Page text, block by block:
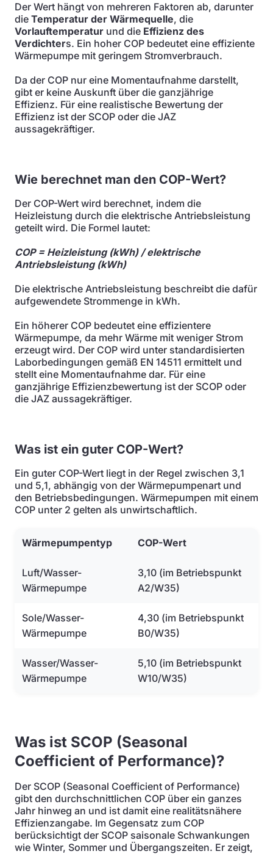
Der Wert hängt von mehreren Faktoren ab, darunter
die Temperatur der Wärmequelle, die
Vorlauftemperatur und die Effizienz des
Verdichters. Ein hoher COP bedeutet eine effiziente
Wärmepumpe mit geringem Stromverbrauch.
Da der COP nur eine Momentaufnahme darstellt,
gibt er keine Auskunft über die ganzjährige
Effizienz. Für eine realistische Bewertung der
Effizienz ist der SCOP oder die JAZ
aussagekräftiger.
Wie berechnet man den COP-Wert?
Der COP-Wert wird berechnet, indem die
Heizleistung durch die elektrische Antriebsleistung
geteilt wird. Die Formel lautet:
COP = Heizleistung (kWh) / elektrische
Antriebsleistung (kWh)
Die elektrische Antriebsleistung beschreibt die dafür
aufgewendete Strommenge in kWh.
Ein höherer COP bedeutet eine effizientere
Wärmepumpe, da mehr Wärme mit weniger Strom
erzeugt wird. Der COP wird unter standardisierten
Laborbedingungen gemäß EN 14511 ermittelt und
stellt eine Momentaufnahme dar. Für eine
ganzjährige Effizienzbewertung ist der SCOP oder
die JAZ aussagekräftiger.
Was ist ein guter COP-Wert?
Ein guter COP-Wert liegt in der Regel zwischen 3,1
und 5,1, abhängig von der Wärmepumpenart und
den Betriebsbedingungen. Wärmepumpen mit einem
COP unter 2 gelten als unwirtschaftlich.
Wärmepumpentyp COP-Wert
Luft/Wasser-
Wärmepumpe
3,10 (im Betriebspunkt
A2/W35)
Sole/Wasser-
Wärmepumpe
4,30 (im Betriebspunkt
B0/W35)
Wasser/Wasser-
Wärmepumpe
5,10 (im Betriebspunkt
W10/W35)
Was ist SCOP (Seasonal
Coefficient of Performance)?
Der SCOP (Seasonal Coefficient of Performance)
gibt den durchschnittlichen COP über ein ganzes
Jahr hinweg an und ist damit eine realitätsnähere
Effizienzangabe. Im Gegensatz zum COP
berücksichtigt der SCOP saisonale Schwankungen
wie Winter, Sommer und Übergangszeiten. Er zeigt,